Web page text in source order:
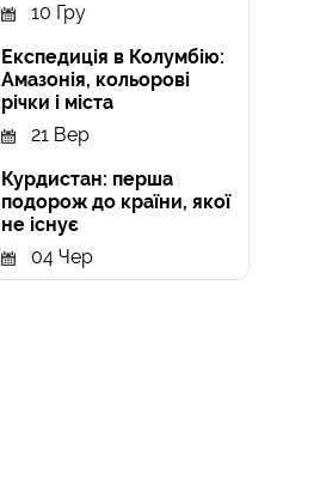
10 Гру
Експедиція в Колумбію:
Амазонія, кольорові
річки і міста
21 Вер
Курдистан: перша
подорож до країни, якої
не існує
04 Чер